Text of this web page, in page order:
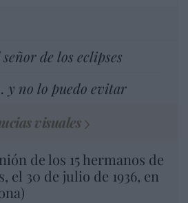
de los eclipses
y no lo puedo evitar
visuales
de los 15 hermanos de
el 30 de julio de 1936, en